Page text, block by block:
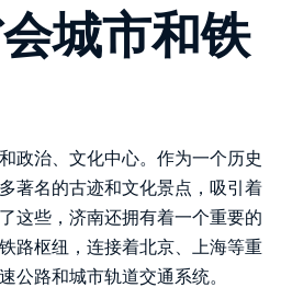
城市和铁
政治、文化中心。作为一个历史
著名的古迹和文化景点，吸引着
这些，济南还拥有着一个重要的
路枢纽，连接着北京、上海等重
公路和城市轨道交通系统。